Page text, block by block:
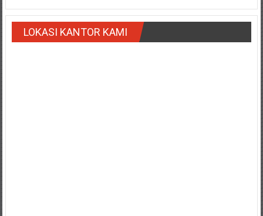
Balik
papan/
Kalimantan
LOKASI KANTOR KAMI